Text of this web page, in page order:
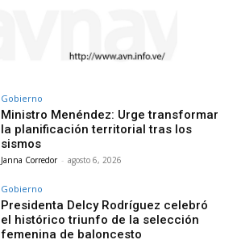
Gobierno
Ministro Menéndez: Urge transformar
la planificación territorial tras los
sismos
Janna Corredor - agosto 6, 2026
Gobierno
Presidenta Delcy Rodríguez celebró
el histórico triunfo de la selección
femenina de baloncesto